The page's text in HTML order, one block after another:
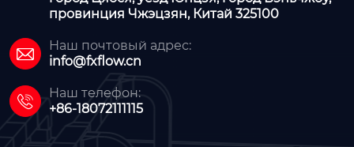
провинция Чжэцзян, Китай 325100

Наш почтовый адрес:
info@fxflow.cn

Наш телефон:
+86-18072111115